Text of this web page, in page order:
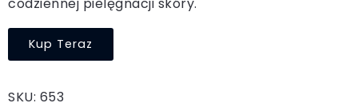
Kup Teraz
SKU: 653